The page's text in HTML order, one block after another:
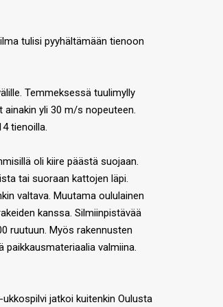
tulisi pyyhältämään tienoon
Temmeksessä tuulimylly
ainakin yli 30 m/s nopeuteen.
tienoilla.
oli kiire päästä suojaan.
tai suoraan kattojen läpi.
valtava. Muutama oululainen
kanssa. Silmiinpistävää
ruutuun. Myös rakennusten
valmiina.
jatkoi kuitenkin Oulusta